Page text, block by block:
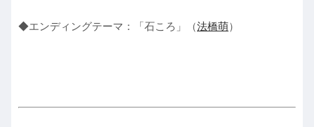
◆エンディングテーマ：「石ころ」（法橋萌）